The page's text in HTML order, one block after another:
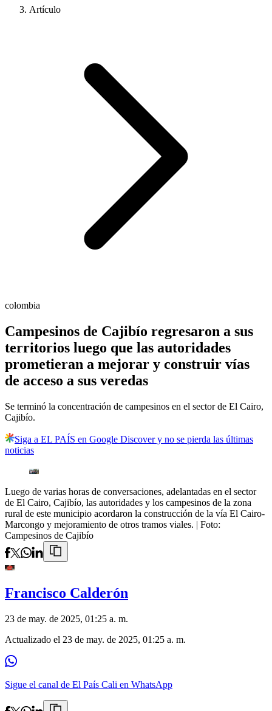
Artículo
colombia
Campesinos de Cajibío regresaron a sus
territorios luego que las autoridades
prometieran a mejorar y construir vías
de acceso a sus veredas
Se terminó la concentración de campesinos en el sector de El Cairo,
Cajibío.
Siga a EL PAÍS en Google Discover y no se pierda las últimas
noticias
Luego de varias horas de conversaciones, adelantadas en el sector
de El Cairo, Cajibío, las autoridades y los campesinos de la zona
rural de este municipio acordaron la construcción de la vía El Cairo-
Marcongo y mejoramiento de otros tramos viales. | Foto:
Campesinos de Cajibío
Francisco Calderón
23 de may. de 2025, 01:25 a. m.
Actualizado el 23 de may. de 2025, 01:25 a. m.
Sigue el canal de El País Cali en WhatsApp